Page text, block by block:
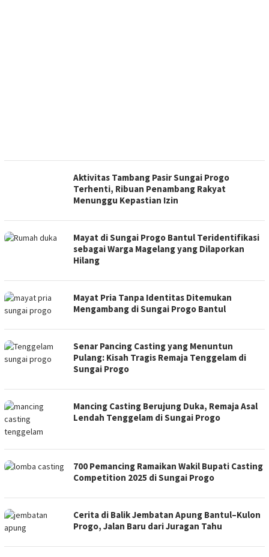
Aktivitas Tambang Pasir Sungai Progo
Terhenti, Ribuan Penambang Rakyat
Menunggu Kepastian Izin
Mayat di Sungai Progo Bantul Teridentifikasi
sebagai Warga Magelang yang Dilaporkan
Hilang
Mayat Pria Tanpa Identitas Ditemukan
Mengambang di Sungai Progo Bantul
Senar Pancing Casting yang Menuntun
Pulang: Kisah Tragis Remaja Tenggelam di
Sungai Progo
Mancing Casting Berujung Duka, Remaja Asal
Lendah Tenggelam di Sungai Progo
700 Pemancing Ramaikan Wakil Bupati Casting
Competition 2025 di Sungai Progo
Cerita di Balik Jembatan Apung Bantul–Kulon
Progo, Jalan Baru dari Juragan Tahu